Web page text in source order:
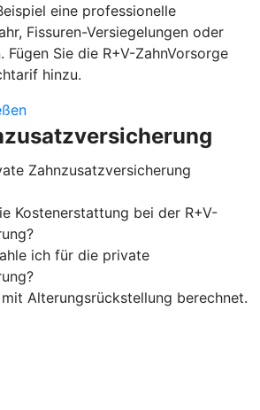
eine professionelle
Fissuren-Versiegelungen oder
Fügen Sie die R+V-ZahnVorsorge
hinzu.
Zahnzusatzversicherung
Kostenerstattung bei der R+V-
ich für die private
Alterungsrückstellung berechnet.